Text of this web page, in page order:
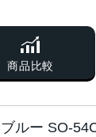
商品比較
ルー SO-